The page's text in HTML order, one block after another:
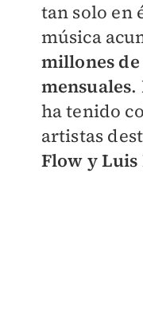
tan solo en
música
millones de
mensuales.
ha tenido
artistas
Flow y Luis